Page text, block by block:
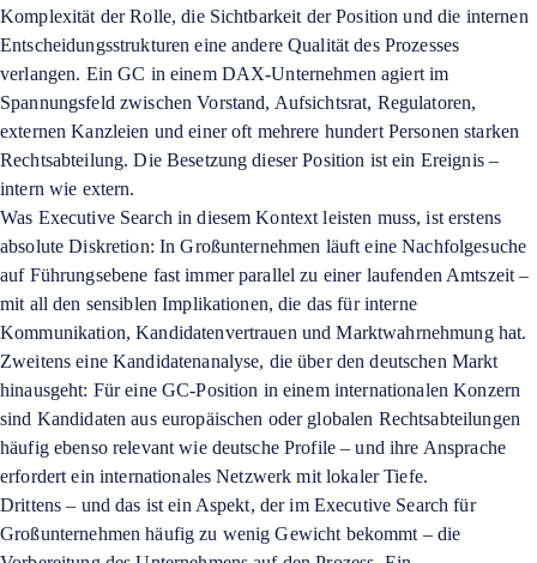
Komplexität der Rolle, die Sichtbarkeit der Position und die internen
Entscheidungsstrukturen eine andere Qualität des Prozesses
verlangen. Ein GC in einem DAX-Unternehmen agiert im
Spannungsfeld zwischen Vorstand, Aufsichtsrat, Regulatoren,
externen Kanzleien und einer oft mehrere hundert Personen starken
Rechtsabteilung. Die Besetzung dieser Position ist ein Ereignis –
intern wie extern.
Was Executive Search in diesem Kontext leisten muss, ist erstens
absolute Diskretion: In Großunternehmen läuft eine Nachfolgesuche
auf Führungsebene fast immer parallel zu einer laufenden Amtszeit –
mit all den sensiblen Implikationen, die das für interne
Kommunikation, Kandidatenvertrauen und Marktwahrnehmung hat.
Zweitens eine Kandidatenanalyse, die über den deutschen Markt
hinausgeht: Für eine GC-Position in einem internationalen Konzern
sind Kandidaten aus europäischen oder globalen Rechtsabteilungen
häufig ebenso relevant wie deutsche Profile – und ihre Ansprache
erfordert ein internationales Netzwerk mit lokaler Tiefe.
Drittens – und das ist ein Aspekt, der im Executive Search für
Großunternehmen häufig zu wenig Gewicht bekommt – die